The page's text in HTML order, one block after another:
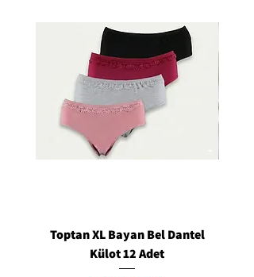
Toptan XL Bayan Bel Dantel
Külot 12 Adet